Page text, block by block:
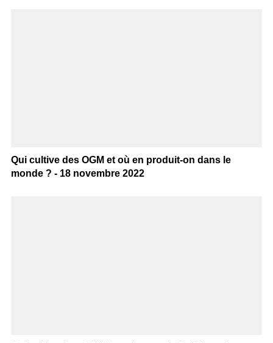
Qui cultive des OGM et où en produit-on dans le
monde ? - 18 novembre 2022